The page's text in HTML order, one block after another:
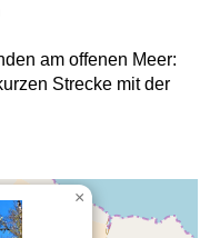
am offenen Meer:
Strecke mit der
×